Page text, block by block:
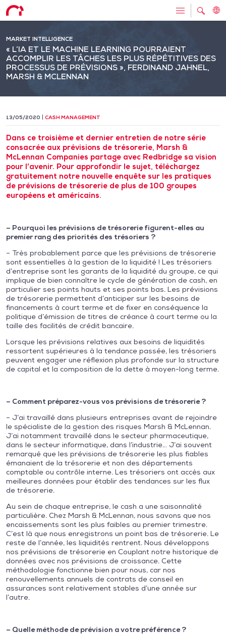
MARKET INTELLIGENCE
« L’IA ET LE MACHINE LEARNING POURRAIENT
ACCOMPLIR LES TÂCHES LES PLUS RÉPÉTITIVES DES
PROCESSUS DE PRÉVISIONS », FERDINAND JAHNEL,
MARSH & MCLENNAN
13/05/2020 CASH MANAGEMENT
Dans ce troisième et dernier entretien de notre série
consacrée aux prévisions de trésorerie, Marsh &
McLennan Companies partage avec Redbridge sa vision
pour l’avenir. Pour approfondir le sujet, téléchargez
gratuitement notre nouvelle enquête sur les pratiques
de prévisions de trésorerie de plus de 100 groupes
européens et américains.
– Pourquoi les prévisions de trésorerie figurent-elles au
premier rang des priorités des trésoriers ?
– Très probablement parce que les prévisions de trésorerie
sont essentielles à la gestion de la liquidité ! Les trésoriers
d’entreprise sont les garants de la liquidité du groupe, ce qui
implique de bien connaître le cycle de génération de cash, en
particulier ses points hauts et ses points bas. Les prévisions
de trésorerie permettent d’anticiper sur les besoins de
financements à court terme et de fixer en conséquence la
politique d’émission de titres de créance à court terme ou la
taille des facilités de crédit bancaire.
Lorsque les prévisions relatives aux besoins de liquidités
ressortent supérieures à la tendance passée, les trésoriers
peuvent engager une réflexion plus profonde sur la structure
de capital et la composition de la dette à moyen-long terme.
– Comment préparez-vous vos prévisions de trésorerie ?
– J’ai travaillé dans plusieurs entreprises avant de rejoindre
le spécialiste de la gestion des risques Marsh & McLennan.
J’ai notamment travaillé dans le secteur pharmaceutique,
dans le secteur informatique, dans l’industrie… J’ai souvent
remarqué que les prévisions de trésorerie les plus fiables
émanaient de la trésorerie et non des départements
comptable ou contrôle interne. Les trésoriers ont accès aux
meilleures données pour établir des tendances sur les flux
de trésorerie.
Au sein de chaque entreprise, le cash a une saisonnalité
particulière. Chez Marsh & McLennan, nous savons que nos
encaissements sont les plus faibles au premier trimestre.
C’est là que nous enregistrons un point bas de trésorerie. Le
reste de l’année, les liquidités rentrent. Nous développons
nos prévisions de trésorerie en Couplant notre historique de
données avec nos prévisions de croissance. Cette
méthodologie fonctionne bien pour nous, car nos
renouvellements annuels de contrats de conseil en
assurances sont relativement stables d’une année sur
l’autre.
– Quelle méthode de prévision a votre préférence ?